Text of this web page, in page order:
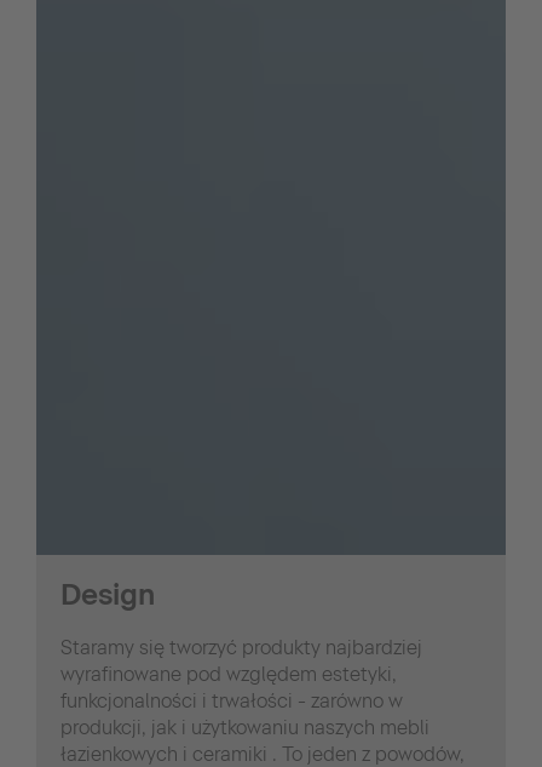
Design
Staramy się tworzyć produkty najbardziej
wyrafinowane pod względem estetyki,
funkcjonalności i trwałości - zarówno w
produkcji, jak i użytkowaniu naszych mebli
łazienkowych i ceramiki . To jeden z powodów,